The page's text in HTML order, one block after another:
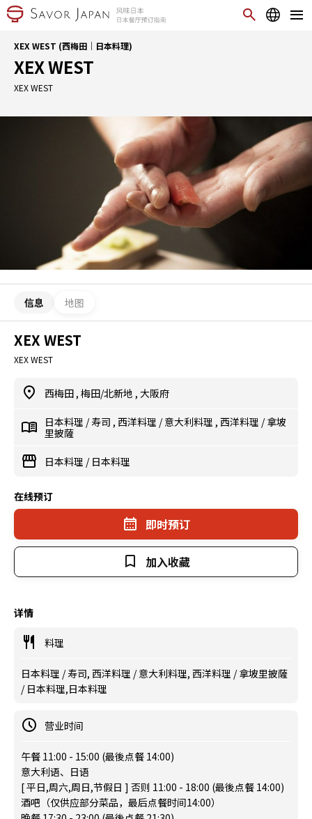
XEX WEST (西梅田｜日本料理)
XEX WEST
XEX WEST
信息 地图
XEX WEST
XEX WEST
西梅田 , 梅田/北新地 , 大阪府
日本料理 /寿司 , 西洋料理 /意大利料理 , 西洋料理 /拿坡
里披薩
日本料理 / 日本料理
在线预订
即时预订
加入收藏
详情
料理
日本料理 / 寿司, 西洋料理 / 意大利料理, 西洋料理 / 拿坡里披薩
/ 日本料理,日本料理
营业时间
午餐 11:00 - 15:00 (最後点餐 14:00)
意大利语、日语
[ 平日,周六,周日,节假日 ] 否则 11:00 - 18:00 (最後点餐 14:00)
酒吧（仅供应部分菜品，最后点餐时间14:00）